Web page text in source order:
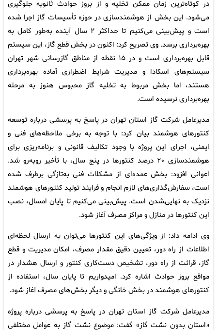
در کوتاه‌ترین زمان ممکن تخلیه و از بروز حوادث ثانویه جلوگیری
می‌شود. این بخش از هوشمندسازی در حوزه تأسیسات گاز اجرا شده
است و پیش‌بینی می‌کنیم تا حداکثر ۲ سال آینده به‌طور کامل به
بهره‌برداری برسد. وی تصریح کرد: اکنون در بخش قطع گاز، این سیستم
قابل بهره‌برداری است و در ۱۵ نقطه از مناطق گازرسانی شهر تهران
سیستم‌های اسکادا و مدیریت شرایط اضطراری آماده بهره‌برداری
هستند، اما بخش مربوط به تخلیه گاز محبوس هنوز به مرحله
بهره‌برداری نرسیده است.
مدیرعامل شرکت گاز استان تهران در پاسخ به پرسشی درباره توسعه
کنتور‌های هوشمند بیان کرد: با توجه به برخی ملاحظه‌های فنی و
ایمنی، اجرای این پروژه با وجود تکالیف قانونی و برنامه‌ریزی برای
هوشمندسازی ۲۰ درصد کنتور‌ها در پنج سال، با تأخیر روبه‌رو شد.
اعوانی افزود: بخش عمده‌ای از مشکلات فنی به‌تازگی برطرف شده
است، سفارش‌گذاری‌های لازم انجام و فرایند تولید کنتور‌های هوشمند
نزدیک به نهایی‌‍شدن است. پیش‌بینی می‌کنیم تا پایان امسال، نصب
این کنتور‌ها در منازل و مراکز مصرف آغاز شود.
وی ادامه داد: از ویژگی‌های این کنتور‌ها می‌توان به ارسال لحظه‌ای
اطلاعات از راه دور، تعیین دقیق مقدار مصرف، امکان مدیریت و قطع
گاز، قرائت از راه دور، تشخیص دست‌کاری کنتور و ارسال هشدار در
مواقع بروز حوادث اشاره کرد. امیدواریم تا پایان سال، استفاده از
کنتور‌های هوشمند در بخش خانگی و دیگر بخش‌های مصرف آغاز شود.
مدیرعامل شرکت گاز استان تهران در پاسخ به پرسشی درباره پروژه
«استان بدون نشت گاز» گفت: موضوع نشت گاز به عوامل مختلفی